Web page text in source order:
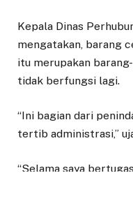
Kepala Dinas
mengatakan, barang
itu merupakan
tidak berfungsi lagi.
“Ini bagian dari
tertib administrasi,”
“Selama saya